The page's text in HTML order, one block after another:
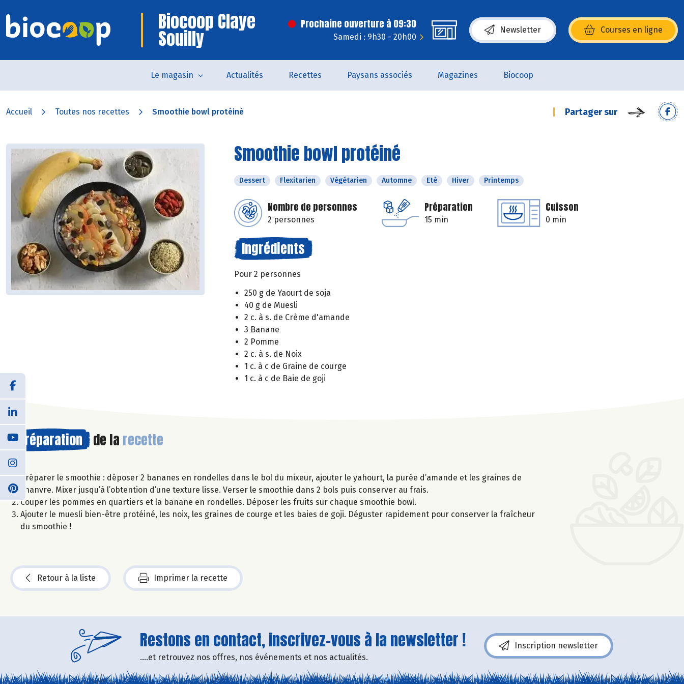
Biocoop Claye
Souilly
Prochaine ouverture à 09:30
Samedi : 9h30 - 20h00
Newsletter Courses en ligne
(s’ouvre dans une nouvelle fenêtre)
Le magasin Actualités Recettes Paysans associés Magazines Biocoop
Accueil Toutes nos recettes Smoothie bowl protéiné Partager sur
Smoothie bowl protéiné
Dessert Flexitarien Végétarien Automne Eté Hiver Printemps
Nombre de personnes
2 personnes
Préparation
15 min
Cuisson
0 min
Ingrédients
Pour 2 personnes
250 g de Yaourt de soja
40 g de Muesli
2 c. à s. de Crème d'amande
3 Banane
2 Pomme
2 c. à s. de Noix
1 c. à c de Graine de courge
1 c. à c de Baie de goji
Préparation de la recette
Préparer le smoothie : déposer 2 bananes en rondelles dans le bol du mixeur, ajouter le yahourt, la purée d’amande et les graines de
chanvre. Mixer jusqu’à l’obtention d’une texture lisse. Verser le smoothie dans 2 bols puis conserver au frais.
Couper les pommes en quartiers et la banane en rondelles. Déposer les fruits sur chaque smoothie bowl.
Ajouter le muesli bien-être protéiné, les noix, les graines de courge et les baies de goji. Déguster rapidement pour conserver la fraîcheur
du smoothie !
Retour à la liste Imprimer la recette
Restons en contact, inscrivez-vous à la newsletter !
....et retrouvez nos offres, nos événements et nos actualités.
Inscription newsletter